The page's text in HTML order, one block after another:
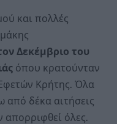
και πολλές
Δεκέμβριο του
όπου κρατούνταν
Κρήτης. Όλα
από δέκα αιτήσεις
απορριφθεί όλες.